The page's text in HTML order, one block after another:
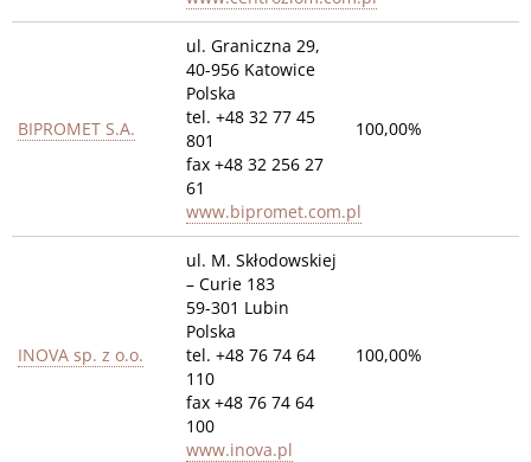
BIPROMET S.A.
ul. Graniczna 29,
40-956 Katowice
Polska
tel. +48 32 77 45
801
fax +48 32 256 27
61
www.bipromet.com.pl
100,00%
INOVA sp. z o.o.
ul. M. Skłodowskiej
– Curie 183
59-301 Lubin
Polska
tel. +48 76 74 64
110
fax +48 76 74 64
100
www.inova.pl
100,00%